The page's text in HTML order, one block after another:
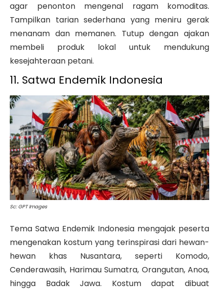
agar penonton mengenal ragam komoditas.
Tampilkan tarian sederhana yang meniru gerak
menanam dan memanen. Tutup dengan ajakan
membeli produk lokal untuk mendukung
kesejahteraan petani.
11. Satwa Endemik Indonesia
Sc: GPT Images
Tema Satwa Endemik Indonesia mengajak peserta
mengenakan kostum yang terinspirasi dari hewan-
hewan khas Nusantara, seperti Komodo,
Cenderawasih, Harimau Sumatra, Orangutan, Anoa,
hingga Badak Jawa. Kostum dapat dibuat